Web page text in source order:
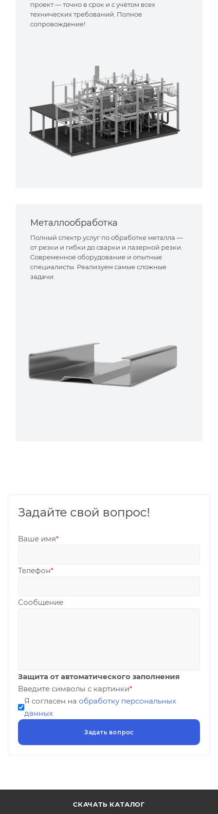
проект — точно в срок и с учётом всех
технических требований. Полное
сопровождение!
Металлообработка
Полный спектр услуг по обработке металла —
от резки и гибки до сварки и лазерной резки.
Современное оборудование и опытные
специалисты. Реализуем самые сложные
задачи.
Задайте свой вопрос!
Ваше имя*
Телефон*
Сообщение
Защита от автоматического заполнения
Введите символы с картинки*
Я согласен на обработку персональных
данных
СКАЧАТЬ КАТАЛОГ